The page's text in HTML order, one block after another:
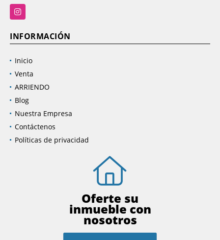
Instagram
INFORMACIÓN
Inicio
Venta
ARRIENDO
Blog
Nuestra Empresa
Contáctenos
Políticas de privacidad
Oferte su
inmueble con
nosotros